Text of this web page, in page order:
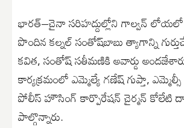
భారత్‌–చైనా సరిహద్దుల్లోని గాల్వన్‌
పొందిన కల్నల్‌ సంతోష్‌బాబు త్యాగాన్ని
కవిత, సంతోష్ సతీమణికి అవార్డు
కార్యక్రమంలో ఎమ్మెల్యే గణేష్ గుప్తా,
పోలీస్‌ హౌసింగ్‌ కార్పొరేషన్‌ చైర్మన్‌ కోలేటి
పాల్గొన్నారు.